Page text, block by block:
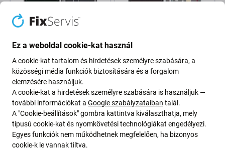
Apple
kerettel
6 400 Ft
RAKTÁRON 10+ db
kerettel, Refurbished
14 010 Ft
RAKTÁRON 10+ db
Ez a weboldal cookie-kat használ
A cookie-kat tartalom és hirdetések személyre szabására, a
közösségi média funkciók biztosítására és a forgalom
elemzésére használjuk.
A cookie-kat a hirdetések személyre szabására is használjuk —
további információkat a Google szabályzataiban talál.
A "Cookie-beállítások" gombra kattintva kiválaszthatja, mely
típusú cookie-kat és nyomkövetési technológiákat engedélyezi.
Egyes funkciók nem működhetnek megfelelően, ha bizonyos
cookie-k le vannak tiltva.